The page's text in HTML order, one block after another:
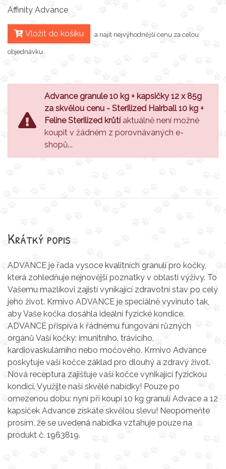
Affinity Advance
Vložit do košíku a najít nejvýhodnější cenu za celou
objednávku
Advance granule 10 kg + kapsičky 12 x 85g
za skvělou cenu - Sterilized Hairball 10 kg +
Feline Sterilized krůtíaktuálně není možné
koupit v žádném z porovnávaných e-
shopů...
Krátký popis
ADVANCE je řada vysoce kvalitních granulí pro kočky,
která zohledňuje nejnovější poznatky v oblasti výživy. To
Vašemu mazlíkovi zajistí vynikající zdravotní stav po celý
jeho život. Krmivo ADVANCE je speciálně vyvinuto tak,
aby Vaše kočka dosáhla ideální fyzické kondice.
ADVANCE přispívá k řádnému fungování různých
orgánů Vaší kočky: imunitního, trávicího,
kardiovaskulárního nebo močového. Krmivo Advance
poskytuje vaší kočce základ pro dlouhý a zdravý život.
Nová receptura zajišťuje vaší kočce vynikající fyzickou
kondici. Využijte naší skvělé nabídky! Pouze po
omezenou dobu: nyní při koupi 10 kg granulí Advace a 12
kapsiček Advance získáte skvělou slevu! Neopomeňte
prosím, že se uvedená nabídka vztahuje pouze na
produkt č. 1963819.